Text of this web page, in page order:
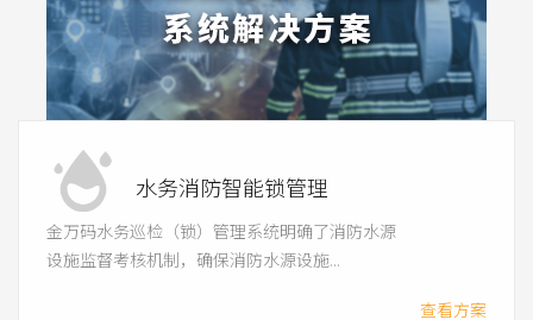
水务消防智能锁管理
金万码水务巡检（锁）管理系统明确了消防水源
设施监督考核机制，确保消防水源设施...
查看方案